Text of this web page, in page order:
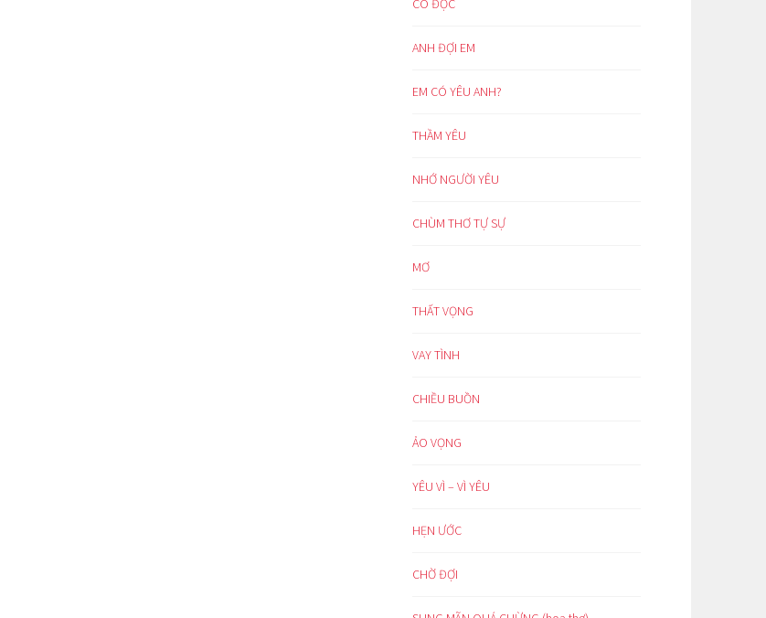
CÔ ĐỘC
ANH ĐỢI EM
EM CÓ YÊU ANH?
THẦM YÊU
NHỚ NGƯỜI YÊU
CHÙM THƠ TỰ SỰ
MƠ
THẤT VỌNG
VAY TÌNH
CHIỀU BUỒN
ẢO VỌNG
YÊU VÌ – VÌ YÊU
HẸN ƯỚC
CHỜ ĐỢI